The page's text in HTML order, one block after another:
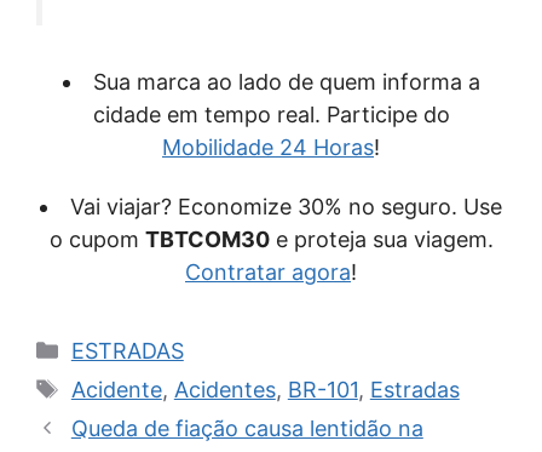
Sua marca ao lado de quem informa a
cidade em tempo real. Participe do
Mobilidade 24 Horas!
Vai viajar? Economize 30% no seguro. Use
o cupom TBTCOM30e proteja sua viagem.
Contratar agora!
Categorias
ESTRADAS
Tags
Acidente, Acidentes, BR-101, Estradas
Queda de fiação causa lentidão na